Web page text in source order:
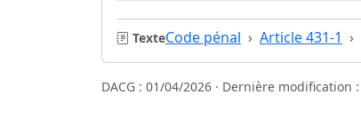
TexteCode pénal Article 431-1
DACG : 01/04/2026 · Dernière modification